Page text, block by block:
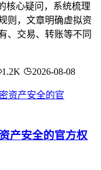
核心疑问，系统梳理
则，文章明确虚拟资
、交易、转账等不同
1.2K 2026-08-08
产安全的官方权